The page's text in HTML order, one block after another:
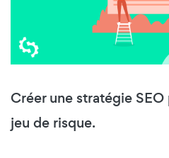
Créer une stratégie
jeu de risque.